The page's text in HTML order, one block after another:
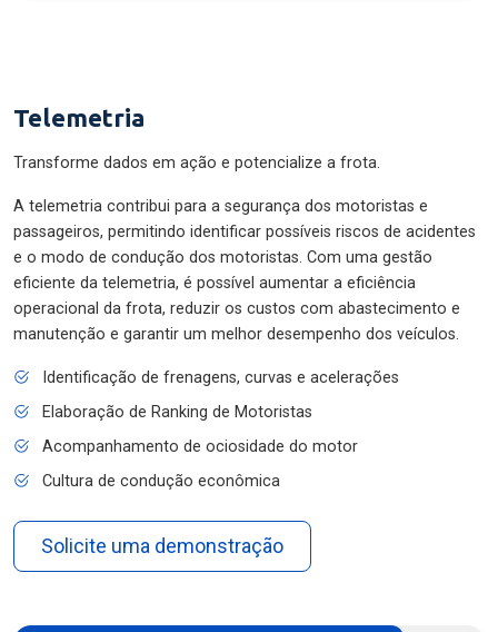
Telemetria
Transforme dados em ação e potencialize a frota.
A telemetria contribui para a segurança dos motoristas e
passageiros, permitindo identificar possíveis riscos de acidentes
e o modo de condução dos motoristas. Com uma gestão
eficiente da telemetria, é possível aumentar a eficiência
operacional da frota, reduzir os custos com abastecimento e
manutenção e garantir um melhor desempenho dos veículos.
Identificação de frenagens, curvas e acelerações
Elaboração de Ranking de Motoristas
Acompanhamento de ociosidade do motor
Cultura de condução econômica
Solicite uma demonstração